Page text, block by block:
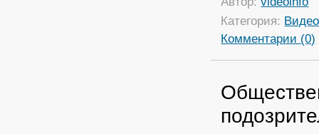
Категория: Видео
Комментарии (0)